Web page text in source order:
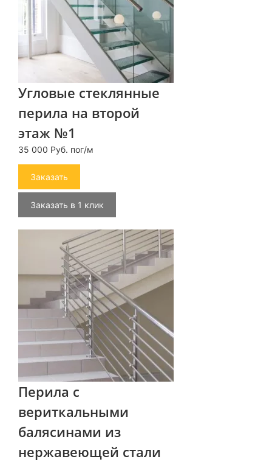
Угловые стеклянные
перила на второй
этаж №1
35 000 Руб. пог/м
Заказать
Заказать в 1 клик
Перила с
вериткальными
балясинами из
нержавеющей стали